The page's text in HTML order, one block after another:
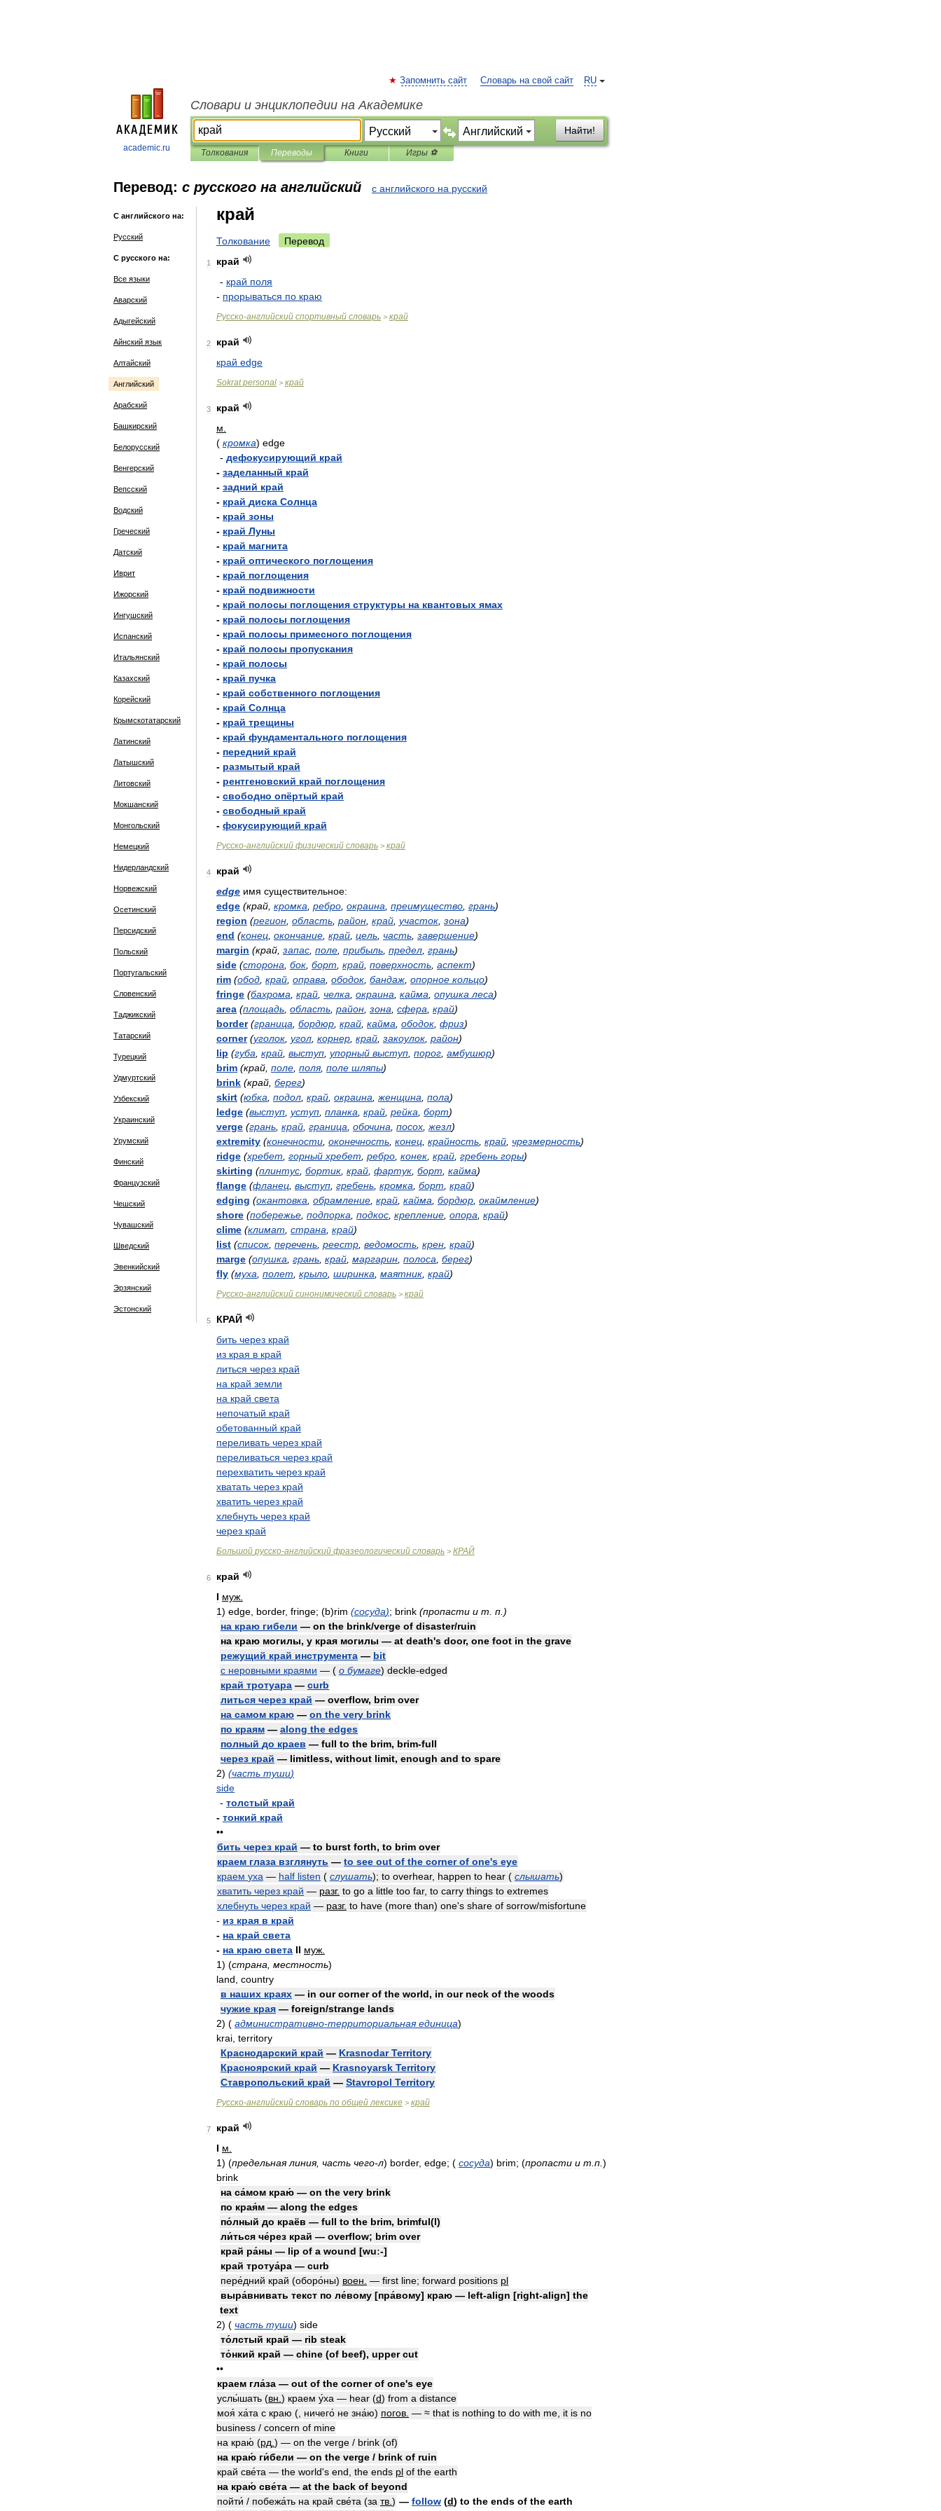
academic.ru
RU
Запомнить сайт Словарь на свой сайт
Словари и энциклопедии на Академике
Найти!
Толкования Переводы Книги Игры ⚽
Перевод: с русского на английский с английского на русский
С английского на:
Русский
С русского на:
Все языки
Аварский
Адыгейский
Айнский язык
Алтайский
Английский
Арабский
Башкирский
Белорусский
Венгерский
Вепсский
Водский
Греческий
Датский
Иврит
Ижорский
Ингушский
Испанский
Итальянский
Казахский
Корейский
Крымскотатарский
Латинский
Латышский
Литовский
Мокшанский
Монгольский
Немецкий
Нидерландский
Норвежский
Осетинский
Персидский
Польский
Португальский
Словенский
Таджикский
Татарский
Турецкий
Удмуртский
Узбекский
Украинский
Урумский
Финский
Французский
Чешский
Чувашский
Шведский
Эвенкийский
Эрзянский
Эстонский
край
Толкование Перевод
1
край
- край поля
- прорываться по краю
Русско-английский спортивный словарь > край
2
край
край edge
Sokrat personal > край
3
край
м
( кромка) edge
- дефокусирующий край
- заделанный край
- задний край
- край диска Солнца
- край зоны
- край Луны
- край магнита
- край оптического поглощения
- край поглощения
- край подвижности
- край полосы поглощения структуры на квантовых ямах
- край полосы поглощения
- край полосы примесного поглощения
- край полосы пропускания
- край полосы
- край пучка
- край собственного поглощения
- край Солнца
- край трещины
- край фундаментального поглощения
- передний край
- размытый край
- рентгеновский край поглощения
- свободно опёртый край
- свободный край
- фокусирующий край
Русско-английский физический словарь > край
4
край
edge имя существительное:
edge (край кромка ребро окраина преимущество грань)
region (регион область район край участок зона)
end (конец окончание край цель часть завершение)
margin (край запас поле прибыль предел грань)
side (сторона бок борт край поверхность аспект)
rim (обод край оправа ободок бандаж опорное кольцо)
fringe (бахрома край челка окраина кайма опушка леса)
area (площадь область район зона сфера край)
border (граница бордюр край кайма ободок фриз)
corner (уголок угол корнер край закоулок район)
lip (губа край выступ упорный выступ порог амбушюр)
brim (край поле поля, поле шляпы)
brink (край берег)
skirt (юбка подол край окраина женщина пола)
ledge (выступ уступ планка край рейка борт)
verge (грань край граница обочина посох жезл)
extremity (конечности оконечность конец крайность край чрезмерность)
ridge (хребет горный хребет ребро конек край гребень горы)
skirting (плинтус бортик край фартук борт кайма)
flange (фланец выступ гребень кромка борт край)
edging (окантовка обрамление край кайма бордюр окаймление)
shore (побережье подпорка подкос крепление опора край)
clime (климат страна край)
list (список перечень реестр ведомость крен край)
marge (опушка грань край маргарин полоса берег)
fly (муха полет крыло ширинка маятник край)
Русско-английский синонимический словарь > край
5
КРАЙ
бить через край
из края в край
литься через край
на край земли
на край света
непочатый край
обетованный край
переливать через край
переливаться через край
перехватить через край
хватать через край
хватить через край
хлебнуть через край
через край
Большой русско-английский фразеологический словарь > КРАЙ
6
край
I муж
1) edge border, fringe; (b)rim (сосуда); brink (пропасти и т п .)
на краю гибели — on the brink/verge of disaster/ruin
на краю могилы, у края могилы — at death's door, one foot in the grave
режущий край инструмента — bit
с неровными краями — ( о бумаге) deckle-edged
край тротуара — curb
литься через край — overflow, brim over
на самом краю — on the very brink
по краям — along the edges
полный до краев — full to the brim, brim-full
через край — limitless, without limit, enough and to spare
2) (часть туши)
side
- толстый край
- тонкий край
••
бить через край — to burst forth, to brim over
краем глаза взглянуть — to see out of the corner of one's eye
краем уха — half listen ( слушать); to overhear, happen to hear ( слышать)
хватить через край — разг. to go a little too far, to carry things to extremes
хлебнуть через край — разг. to have (more than) one's share of sorrow/misfortune
- из края в край
- на край света
- на краю света II муж
1) (страна местность)
land country
в наших краях — in our corner of the world, in our neck of the woods
чужие края — foreign/strange lands
2) ( административно-территориальная единица)
krai territory
Краснодарский край — Krasnodar Territory
Красноярский край — Krasnoyarsk Territory
Ставропольский край — Stavropol Territory
Русско-английский словарь по общей лексике > край
7
край
I м
1) (предельная линия, часть чего-л) border, edge; ( сосуда) brim; (пропасти и т п )
brink
на са́мом краю́ — on the very brink
по края́м — along the edges
по́лный до краёв — full to the brim, brimful(l)
ли́ться че́рез край — overflow; brim over
край ра́ны — lip of a wound [wuː-]
край тротуа́ра — curb
пере́дний край (оборо́ны) воен — first line; forward positions pl
выра́внивать текст по ле́вому [пра́вому] краю — left-align [right-align] the
text
2) ( часть туши) side
то́лстый край — rib steak
то́нкий край — chine (of beef), upper cut
••
краем гла́за — out of the corner of one's eye
услы́шать (вн ) краем у́ха — hear (d) from a distance
моя́ ха́та с краю (, ничего́ не зна́ю) погов — ≈ that is nothing to do with me it is no
business / concern of mine
на краю́ (рд ) — on the verge / brink (of)
на краю́ ги́бели — on the verge / brink of ruin
край све́та — the world's end the ends pl of the earth
на краю́ све́та — at the back of beyond
пойти́ / побежа́ть на край све́та (за тв ) — follow (d) to the ends of the earth